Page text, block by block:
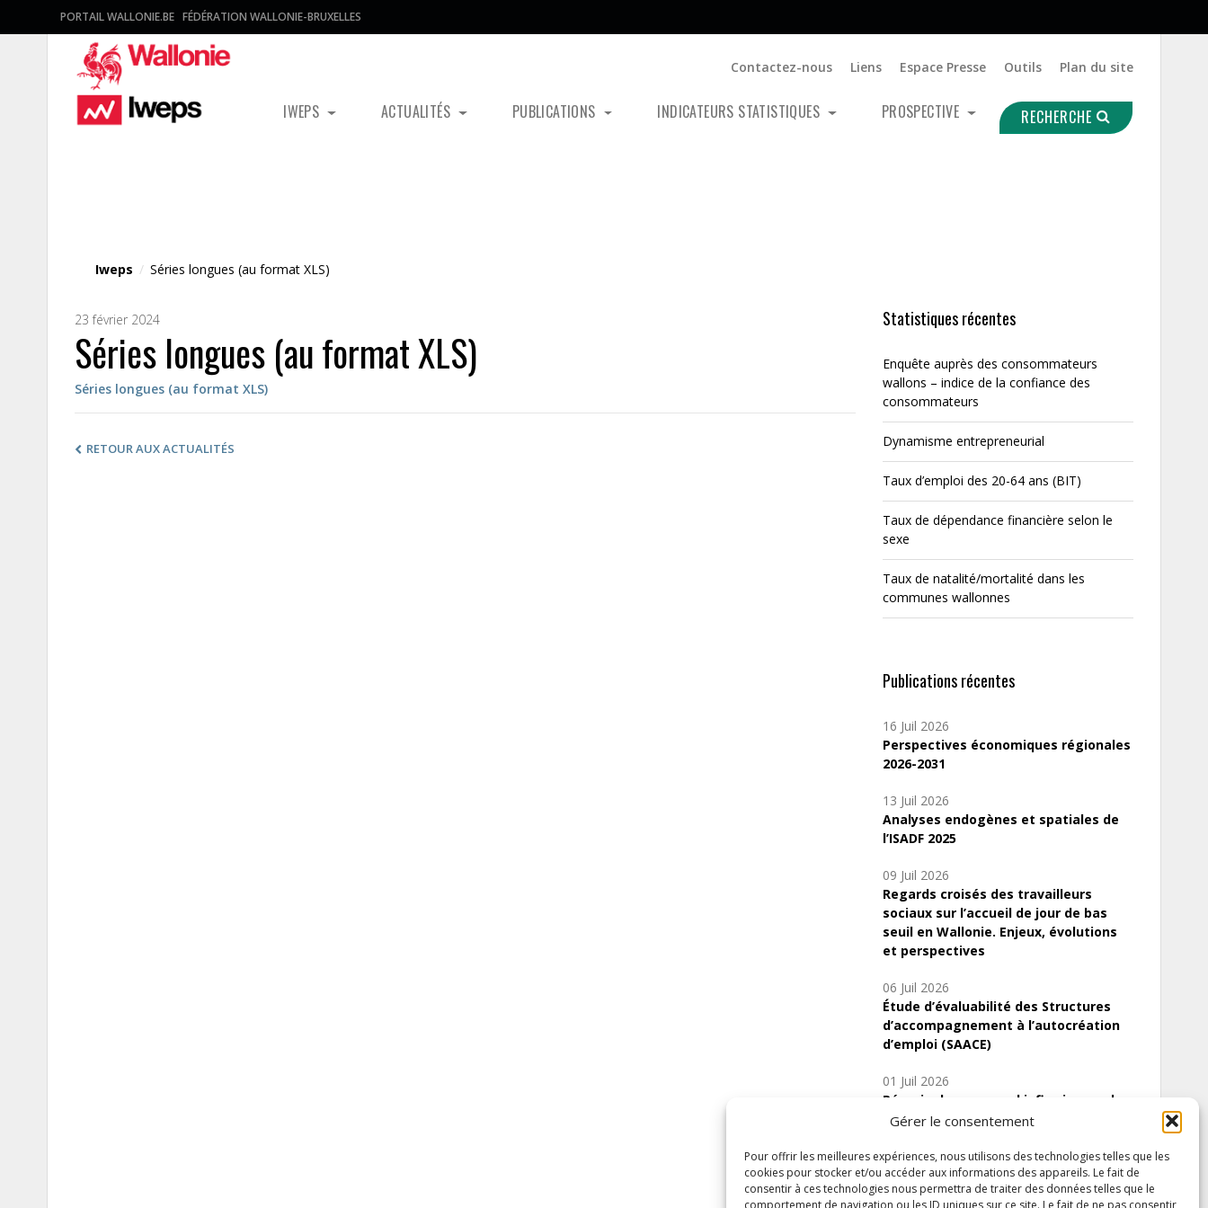
Gérer le consentement
Pour offrir les meilleures expériences, nous utilisons des technologies telles que les
cookies pour stocker et/ou accéder aux informations des appareils. Le fait de
consentir à ces technologies nous permettra de traiter des données telles que le
comportement de navigation ou les ID uniques sur ce site. Le fait de ne pas consentir
PORTAIL WALLONIE.BE FÉDÉRATION WALLONIE-BRUXELLES
Contactez-nous Liens Espace Presse Outils Plan du site
IWEPS ACTUALITÉS PUBLICATIONS INDICATEURS STATISTIQUES PROSPECTIVE RECHERCHE
Iweps / Séries longues (au format XLS)
23 février 2024
Séries longues (au format XLS)
Séries longues (au format XLS)
RETOUR AUX ACTUALITÉS
Statistiques récentes
Enquête auprès des consommateurs
wallons – indice de la confiance des
consommateurs
Dynamisme entrepreneurial
Taux d’emploi des 20-64 ans (BIT)
Taux de dépendance financière selon le
sexe
Taux de natalité/mortalité dans les
communes wallonnes
Publications récentes
16 Juil 2026
Perspectives économiques régionales
2026-2031
13 Juil 2026
Analyses endogènes et spatiales de
l’ISADF 2025
09 Juil 2026
Regards croisés des travailleurs
sociaux sur l’accueil de jour de bas
seuil en Wallonie. Enjeux, évolutions
et perspectives
06 Juil 2026
Étude d’évaluabilité des Structures
d’accompagnement à l’autocréation
d’emploi (SAACE)
01 Juil 2026
Pénurie du personnel infirmier :quels
indicateurs d’offre de soins pour